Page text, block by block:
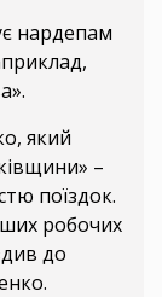
нардепам
який
–
поїздок.
робочих
до